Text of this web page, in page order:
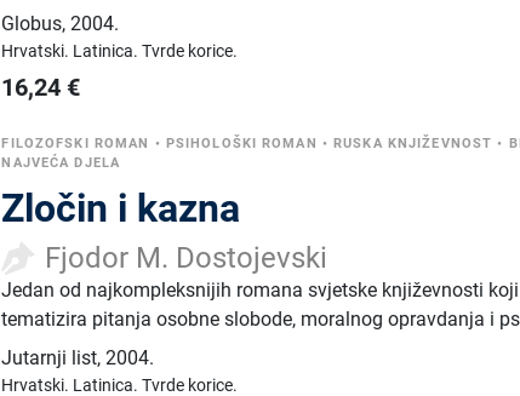
Globus,2004.
Hrvatski. Latinica.Tvrde korice.
16,24 €
FILOZOFSKI ROMAN • PSIHOLOŠKI ROMAN •RUSKA KNJIŽEVNOST •
NAJVEĆA DJELA
Zločin i kazna
Fjodor M. Dostojevski
Jedan od najkompleksnijih romana svjetske književnosti
tematizira pitanja osobne slobode, moralnog opravdanja i
Jutarnji list,2004.
Hrvatski. Latinica.Tvrde korice.